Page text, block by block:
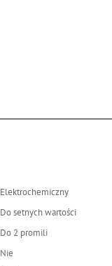
Elektrochemiczny
Do setnych wartości
Do 2 promili
Nie